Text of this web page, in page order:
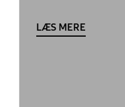
LÆS MERE